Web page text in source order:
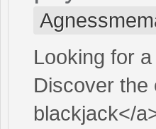
Looking for
Discover the
blackjack</